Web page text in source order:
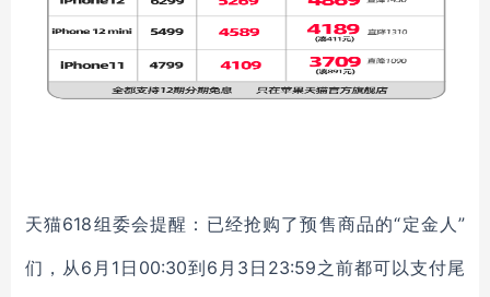
天猫618组委会提醒：已经抢购了预售商品的“定金人”
们，从6月1日00:30到6月3日23:59之前都可以支付尾